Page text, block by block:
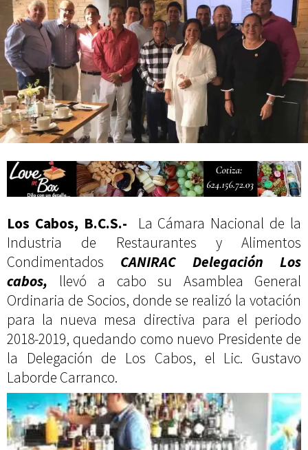
actividades de acceso libre
Los Cabos, B.C.S.- La Cámara Nacional de la
Industria de Restaurantes y Alimentos
Condimentados CANIRAC Delegación Los
cabos, llevó a cabo su Asamblea General
Ordinaria de Socios, donde se realizó la votación
para la nueva mesa directiva para el periodo
2018-2019, quedando como nuevo Presidente de
la Delegación de Los Cabos, el Lic. Gustavo
Laborde Carranco.